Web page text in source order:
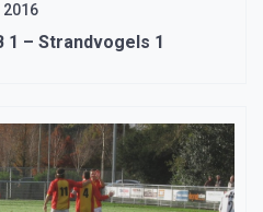
2016
1 – Strandvogels 1